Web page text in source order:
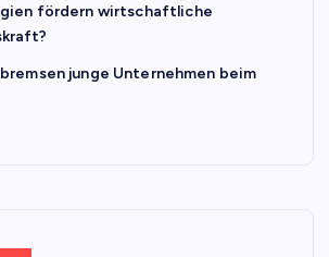
fördern wirtschaftliche
junge Unternehmen beim